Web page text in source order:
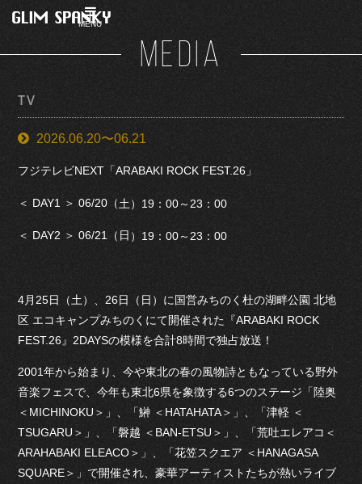
MENU
MEDIA
TV
2026.06.20〜06.21
フジテレビNEXT「ARABAKI ROCK FEST.26」
＜ DAY1 ＞ 06/20（土） 19：00～23：00
＜ DAY2 ＞06/21（日 ） 19：00～23：00
4月25日（土）、26日（日）に国営みちのく杜の湖畔公園 北地
区 エコキャンプみちのくにて開催された『ARABAKI ROCK
FEST.26』2DAYSの模様を合計8時間で独占放送！
2001年から始まり、今や東北の春の風物詩ともなっている野外
音楽フェスで、今年も東北6県を象徴する6つのステージ「陸奥
＜MICHINOKU＞」、「鰰 ＜HATAHATA＞」、「津軽 ＜
TSUGARU＞」、「磐越 ＜BAN-ETSU＞」、「荒吐エレアコ＜
ARAHABAKI ELEACO＞」、「花笠スクエア ＜HANAGASA
SQUARE＞」で開催され、豪華アーティストたちが熱いライブ